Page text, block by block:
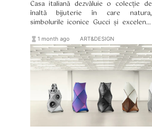
Casa italiană dezvăluie o colecție de
înaltă bijuterie în care natura,
simbolurile iconice Gucci și excelența
excepționale.
hourglass_full 1 month ago ART&DESIGN